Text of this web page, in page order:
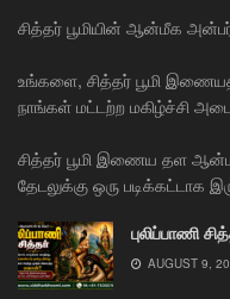
சித்தர் பூமியின் ஆன்மீக
உங்களை, சித்தர் பூமி
நாங்கள் மட்டற்ற மகிழ்ச்சி
சித்தர் பூமி இணைய தள
தேடலுக்கு ஒரு படிக்கட்டாக
புலிப்பாணி
AUGUST 9,